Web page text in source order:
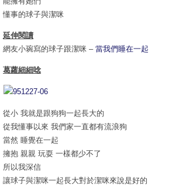
懂事的球子與潔咪
延伸閱讀
網友小琬寫的球子跟潔咪 – 當我們睡在一起
葛蘿細細唸
從小 我就是跟狗狗一起長大的
從我懂事以來 我們家一直都有流浪狗
當然 睡覺在一起
擁抱 親親 玩耍 一樣都少不了
所以我深信
讓球子與潔咪一起長大對於潔咪來說是好的